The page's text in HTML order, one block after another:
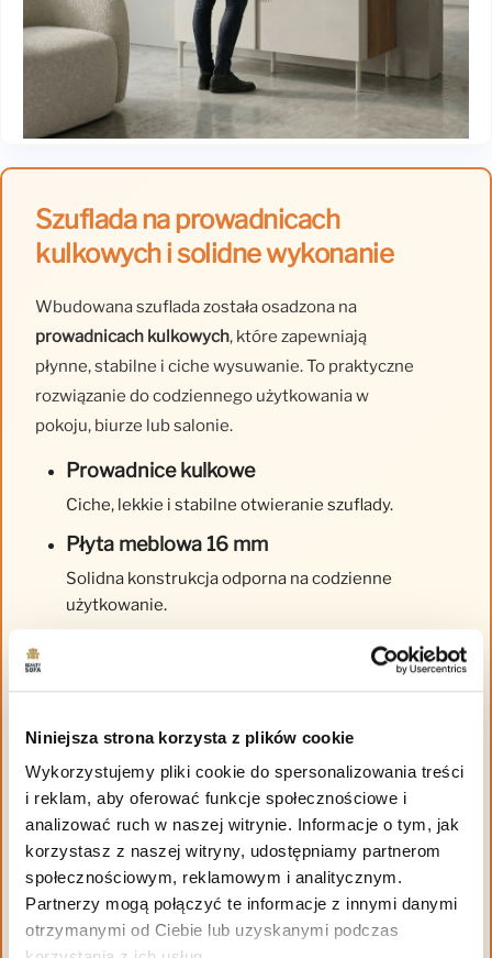
Niniejsza strona korzysta z plików cookie
Wykorzystujemy pliki cookie do spersonalizowania treści
i reklam, aby oferować funkcje społecznościowe i
analizować ruch w naszej witrynie. Informacje o tym, jak
korzystasz z naszej witryny, udostępniamy partnerom
społecznościowym, reklamowym i analitycznym.
Partnerzy mogą połączyć te informacje z innymi danymi
otrzymanymi od Ciebie lub uzyskanymi podczas
Szuflada na prowadnicach
kulkowych i solidne wykonanie
Wbudowana szuflada została osadzona na
prowadnicach kulkowych, które zapewniają
płynne, stabilne i ciche wysuwanie. To praktyczne
rozwiązanie do codziennego użytkowania w
pokoju, biurze lub salonie.
Prowadnice kulkowe
Ciche, lekkie i stabilne otwieranie szuflady.
Płyta meblowa 16 mm
Solidna konstrukcja odporna na codzienne
użytkowanie.
Trwałe materiały
Wysoka jakość wykonania zapewnia długą
żywotność mebla.